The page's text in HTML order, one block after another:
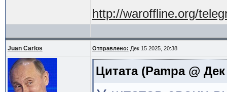
http://waroffline.org/
Juan Carlos Отправлено: Дек 15 2025, 20:38
Цитата(Pampa @ Дек